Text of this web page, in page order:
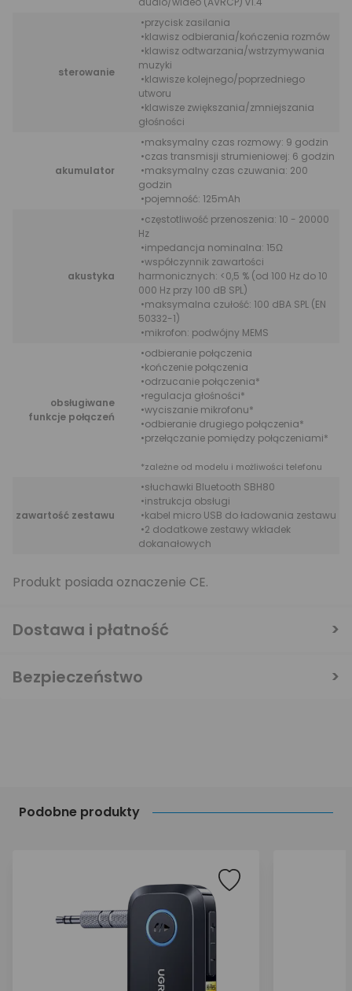
Podobne produkty
sterowanie
•przycisk zasilania
•klawisz odbierania/kończenia rozmów
•klawisz odtwarzania/wstrzymywania
muzyki
•klawisze kolejnego/poprzedniego
utworu
•klawisze zwiększania/zmniejszania
głośności
akumulator
•maksymalny czas rozmowy: 9 godzin
•czas transmisji strumieniowej: 6 godzin
•maksymalny czas czuwania: 200
godzin
•pojemność: 125mAh
akustyka
•częstotliwość przenoszenia: 10 - 20000
Hz
•impedancja nominalna: 15Ω
•współczynnik zawartości
harmonicznych: <0,5 % (od 100 Hz do 10
000 Hz przy 100 dB SPL)
•maksymalna czułość: 100 dBA SPL (EN
50332-1)
•mikrofon: podwójny MEMS
obsługiwane
funkcje połączeń
•odbieranie połączenia
•kończenie połączenia
•odrzucanie połączenia*
•regulacja głośności*
•wyciszanie mikrofonu*
•odbieranie drugiego połączenia*
•przełączanie pomiędzy połączeniami*
*zależne od modelu i możliwości telefonu
zawartość zestawu
•słuchawki Bluetooth SBH80
•instrukcja obsługi
•kabel micro USB do ładowania zestawu
•2 dodatkowe zestawy wkładek
dokanałowych
Produkt posiada oznaczenie CE.
Dostawa i płatność
Bezpieczeństwo